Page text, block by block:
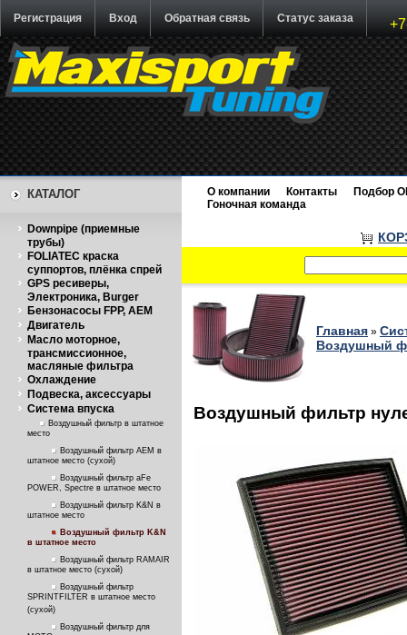
Регистрация Вход Обратная связь Статус заказа
КАТАЛОГ
Downpipe (приемные
трубы)
FOLIATEC краска
суппортов, плёнка спрей
GPS ресиверы,
Электроника, Burger
Бензонасосы FPP, AEM
Двигатель
Масло моторное,
трансмиссионное,
масляные фильтра
Охлаждение
Подвеска, аксессуары
Система впуска
Воздушный фильтр в штатное
место
Воздушный фильтр AEM в
штатное место (сухой)
Воздушный фильтр aFe
POWER, Spectre в штатное место
Воздушный фильтр K&N в
штатное место
Воздушный фильтр K&N
в штатное место
Воздушный фильтр RAMAIR
в штатное место (сухой)
Воздушный фильтр
SPRINTFILTER в штатное место
(сухой)
Воздушный фильтр для
О компании Контакты
Подбор
Гоночная команда
Главная »
Воздушный
Воздушный фильтр